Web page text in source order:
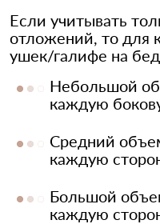
Если учитывать
отложений, то для
ушек/галифе на
Небольшой
каждую
Средний
каждую
Большой
каждую